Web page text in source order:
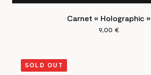
Carnet « Holographic »
9,00 €
SOLD OUT